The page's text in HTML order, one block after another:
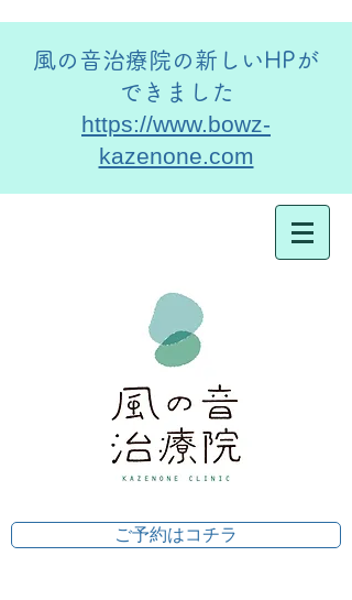
​風の音治療院の新しいHPが
できました
https://www.bowz-
kazenone.com
ご予約はコチラ